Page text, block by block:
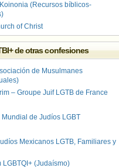
(Recursos bíblicos-
of Christ
de otras confesiones
de Musulmanes
– Groupe Juif LGTB de France
de Judíos LGBT
Mexicanos LGTB, Familiares y
LGBTQI+ (Judaísmo)